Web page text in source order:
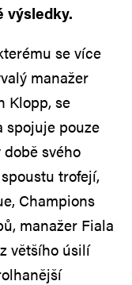
výsledky.
se více
manažer
Klopp, se
spojuje pouze
svého
trofejí,
Champions
manažer Fiala
většího úsilí